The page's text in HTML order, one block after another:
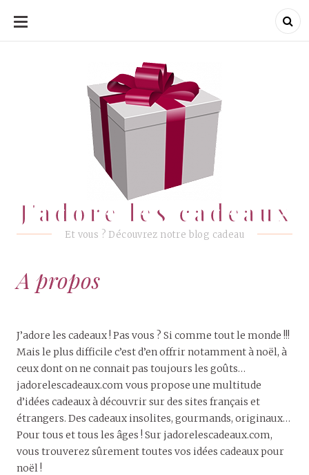
ALLER
CONTENU
J'adore les cadeaux
Et vous ? Découvrez notre blog cadeau
J'adore les cadeaux
A propos
J’adore les cadeaux ! Pas vous ? Si comme tout le monde !!!
Mais le plus difficile c’est d’en offrir notamment à noël, à
ceux dont on ne connait pas toujours les goûts…
jadorelescadeaux.com vous propose une multitude
d’idées cadeaux à découvrir sur des sites français et
étrangers. Des cadeaux insolites, gourmands, originaux…
Pour tous et tous les âges ! Sur jadorelescadeaux.com,
vous trouverez sûrement toutes vos idées cadeaux pour
noël !